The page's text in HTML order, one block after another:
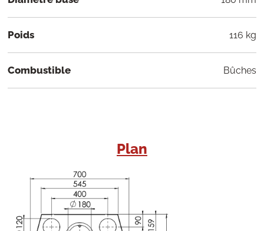
Poids 116 kg
Combustible Bûches
Plan